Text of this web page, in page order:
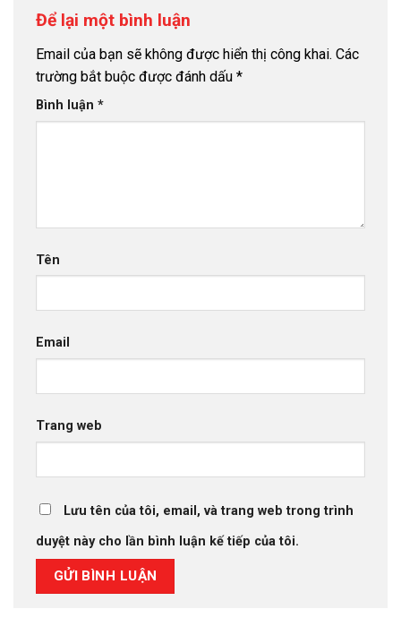
Để lại một bình luận
Email của bạn sẽ không được hiển thị công khai. Các
trường bắt buộc được đánh dấu *
Bình luận *
Tên
Email
Trang web
Lưu tên của tôi, email, và trang web trong trình
duyệt này cho lần bình luận kế tiếp của tôi.